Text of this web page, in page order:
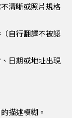
清晰或照片規格
自行翻譯不被認
日期或地址出現
描述模糊。